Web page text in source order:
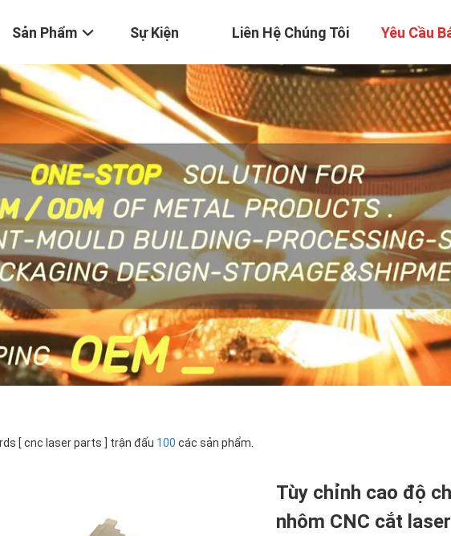
Sản Phẩm Sự Kiện Liên Hệ Chúng Tôi Yêu Cầu
[ cnc laser parts ] trận đấu 100 các sản phẩm.
Tùy chỉnh cao độ
nhôm CNC cắt